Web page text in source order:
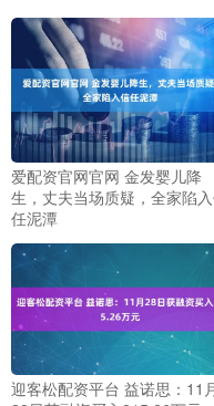
爱配资官网官网 金发婴儿降
生，丈夫当场质疑，全家陷
任泥潭
迎客松配资平台 益诺思：11